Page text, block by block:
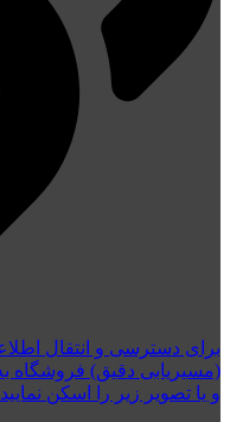
برای دسترسی و انتقال
(مسیریابی دقیق) فروشگاه
و یا تصویر زیر را اسکن